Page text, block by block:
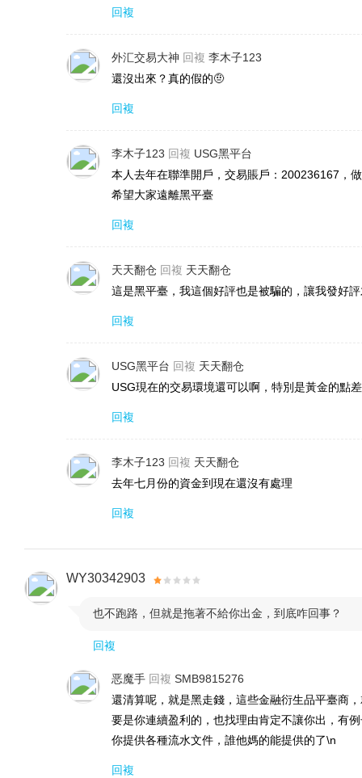
析客戶的交易數據并進行優化，以改進交易模式并提高
外匯和加密貨幣媒體管理
USGFX LLC運營著Global FX，一家專注于國際金
我們的媒體內容以多層次分析為特色，超越了簡單
入挖掘投資決策的核心信息，包括對潛伏資本流動的分
們的“全球市場聯動分析”欄目闡釋了亞洲、歐洲和美國
電子郵件簡訊、網站和專屬應用程序讓您隨時隨地獲取
回複
外汇交易大神 回複 李木子123
還沒出來？真的假的🤨
回複
李木子123 回複 USG黑平台
本人去年在聯準開戶，交易賬戶：200236167，
希望大家遠離黑平臺
回複
天天翻仓 回複 天天翻仓
這是黑平臺，我這個好評也是被騙的，讓我發好
回複
USG黑平台 回複 天天翻仓
USG現在的交易環境還可以啊，特別是黃金的點
回複
李木子123 回複 天天翻仓
去年七月份的資金到現在還沒有處理
回複
WY30342903
也不跑路，但就是拖著不給你出金，到底咋回事？
回複
恶魔手 回複 SMB9815276
還清算呢，就是黑走錢，這些金融衍生品平臺商
要是你連續盈利的，也找理由肯定不讓你出，有
你提供各種流水文件，誰他媽的能提供的了\n
回複